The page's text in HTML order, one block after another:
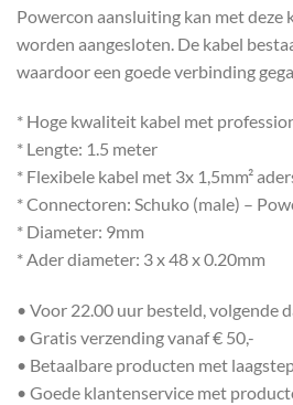
Powercon aansluiting kan met deze
worden aangesloten. De kabel
waardoor een goede verbinding
* Hoge kwaliteit kabel met
* Lengte: 1.5 meter
* Flexibele kabel met 3x 1,5mm²
* Connectoren: Schuko (male) –
* Diameter: 9mm
* Ader diameter: 3 x 48 x 0.20mm
• Voor 22.00 uur besteld, volgende
• Gratis verzending vanaf € 50,-
• Betaalbare producten met
• Goede klantenservice met